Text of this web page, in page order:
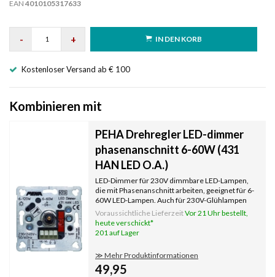
EAN 4010105317633
- + IN DEN KORB
Kostenloser Versand ab € 100
Kombinieren mit
PEHA Drehregler LED-dimmer
phasenanschnitt 6-60W (431
HAN LED O.A.)
LED-Dimmer für 230V dimmbare LED-Lampen,
die mit Phasenanschnitt arbeiten, geeignet für 6-
60W LED-Lampen. Auch für 230V-Glühlampen
und Halogenlampen geeignet. Der Dimmer
arbeitet mit Phasenanschnitt. Geeignet für die
traditionelle Wechselschaltung.
Voraussichtliche LieferzeitVor 21 Uhr bestellt,
heute verschickt*
201 auf Lager
≫ Mehr Produktinformationen
49,95